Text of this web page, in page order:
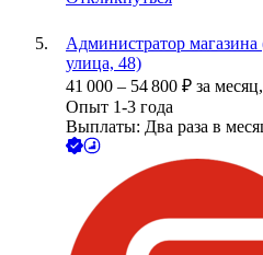
Администратор
улица, 48)
41 000 – 54 800 ₽ за месяц,
Опыт 1-3 года
Выплаты: Два раза в